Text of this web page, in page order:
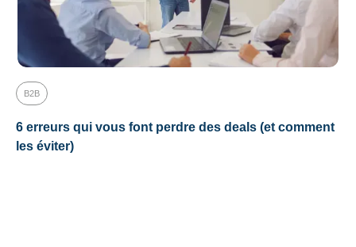
B2B
6 erreurs qui vous font perdre des deals (et comment
les éviter)